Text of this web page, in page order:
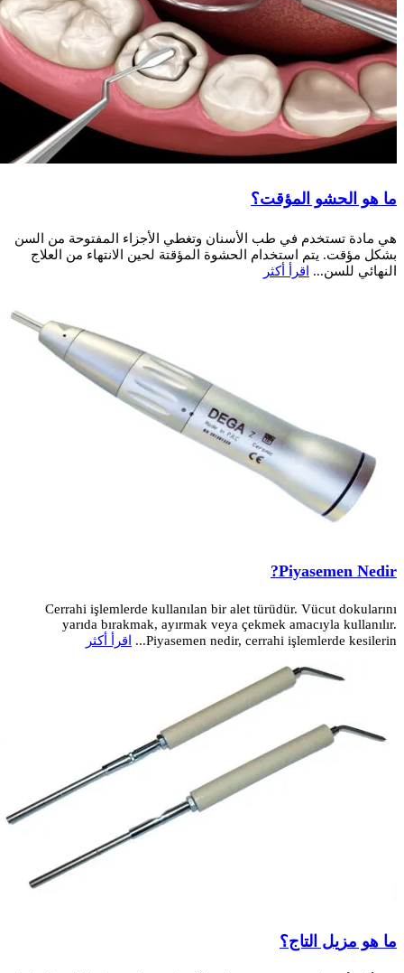
ما هو الحشو المؤقت؟
هي مادة تستخدم في طب الأسنان وتغطي الأجزاء المفتوحة من السن
بشكل مؤقت. يتم استخدام الحشوة المؤقتة لحين الانتهاء من العلاج
النهائي للسن...
اقرأ أكثر
Piyasemen Nedir?
Cerrahi işlemlerde kullanılan bir alet türüdür. Vücut dokularını
yarıda bırakmak, ayırmak veya çekmek amacıyla kullanılır.
Piyasemen nedir, cerrahi işlemlerde kesilerin...
اقرأ أكثر
ما هو مزيل التاج؟